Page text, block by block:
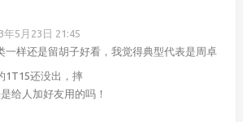
年5月23日 21:45
一样还是留胡子好看，我觉得典型代表是周卓
1T15还没出，摔
给人加好友用的吗！